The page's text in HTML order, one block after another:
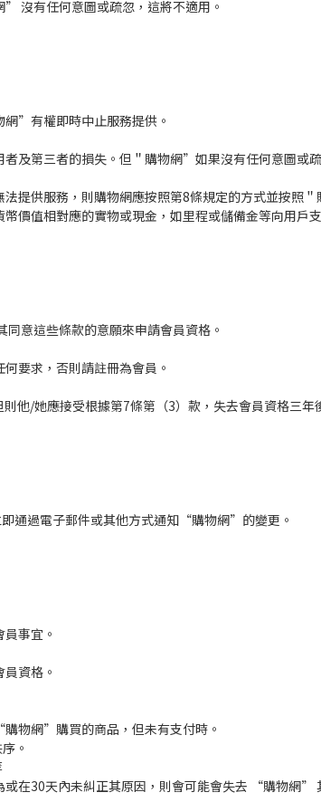
沒有任何意圖或疏忽，這將不適用。
”有權即時中止服務提供。
第三者的損失。但＂購物網”如果沒有任何意圖或疏
提供服務，則購物網應按照第8條規定的方式並按照
值相對應的實物或現金，如里程或儲備金等向用戶支
意這些條款的意願來申請會員資格。
要求，否則請註冊為會員。
他/她應接受根據第7條第（3）款，失去會員資格三年
通過電子郵件或其他方式通知“購物網”的變更。
事宜。
資格。
物網”購買的商品，但未有支付時。
。
在30天內未糾正其原因，則會可能會失去 “購物網”